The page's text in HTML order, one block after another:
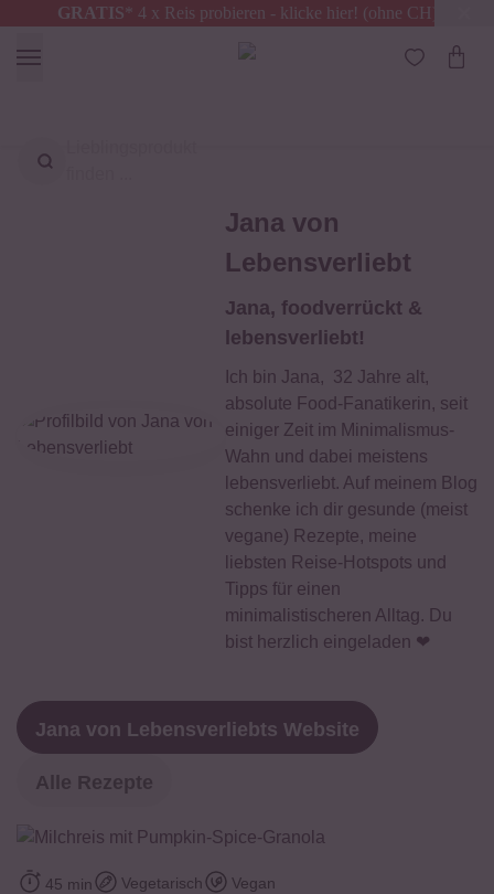
GRATIS * 4 x Reis probieren - klicke hier! (ohne CH)
Deutschland Kostenloser Versand
Jana von
Lebensverliebt
Jana, foodverrückt &
lebensverliebt!
Ich bin Jana, 32 Jahre alt,
absolute Food-Fanatikerin, seit
einiger Zeit im Minimalismus-
Wahn und dabei meistens
lebensverliebt. Auf meinem Blog
schenke ich dir gesunde (meist
vegane) Rezepte, meine
liebsten Reise-Hotspots und
Tipps für einen
minimalistischeren Alltag. Du
bist herzlich eingeladen ❤
Jana von Lebensverliebts Website
Alle Rezepte
45 min Vegetarisch Vegan